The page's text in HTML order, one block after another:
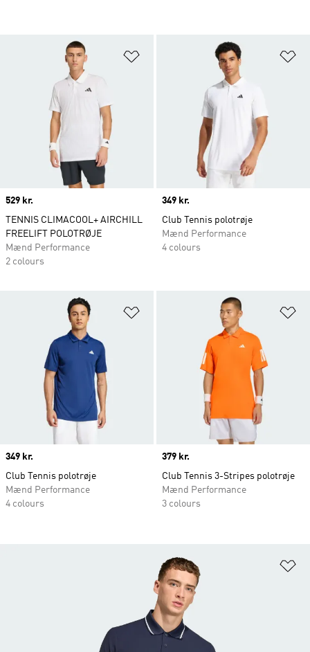
Føj til ønskeliste
Price
529 kr.
TENNIS CLIMACOOL+ AIRCHILL
FREELIFT POLOTRØJE
Mænd Performance
2 colours
Price
349 kr.
Club Tennis polotrøje
Mænd Performance
4 colours
Føj til ønskeliste
Price
349 kr.
Club Tennis polotrøje
Mænd Performance
4 colours
Price
379 kr.
Club Tennis 3-Stripes polotrøje
Mænd Performance
3 colours